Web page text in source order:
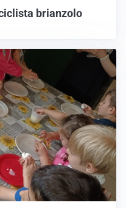
brianzolo